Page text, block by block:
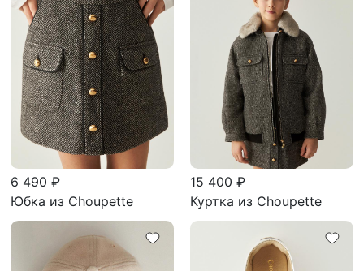
6 490 ₽
Юбка из Choupette
15 400 ₽
Куртка из Choupette